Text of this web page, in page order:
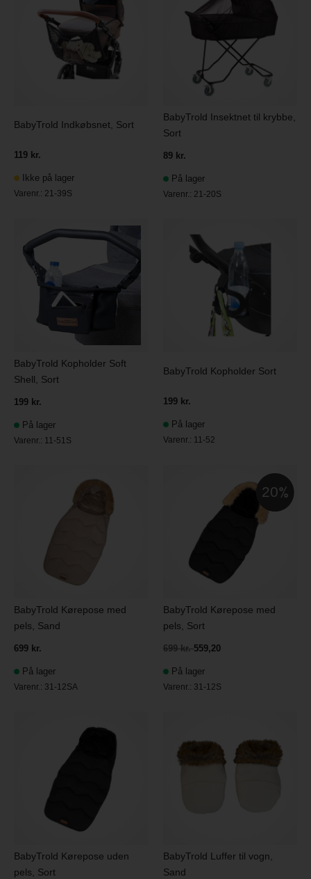
BabyTrold Indkøbsnet, Sort
119 kr.
Ikke på lager
Varenr.: 21-39S
BabyTrold Insektnet til krybbe,
Sort
89 kr.
På lager
Varenr.: 21-20S
BabyTrold Kopholder Soft
Shell, Sort
199 kr.
På lager
Varenr.: 11-51S
BabyTrold Kopholder Sort
199 kr.
På lager
Varenr.: 11-52
BabyTrold Kørepose med
pels, Sand
699 kr.
På lager
Varenr.: 31-12SA
20
BabyTrold Kørepose med
pels, Sort
699 kr.559,20
På lager
Varenr.: 31-12S
BabyTrold Kørepose uden
pels, Sort
BabyTrold Luffer til vogn,
Sand